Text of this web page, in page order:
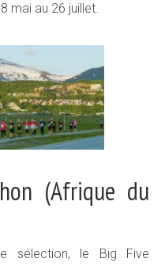
mai au 26 juillet.
(Afrique du
sélection, le Big Five